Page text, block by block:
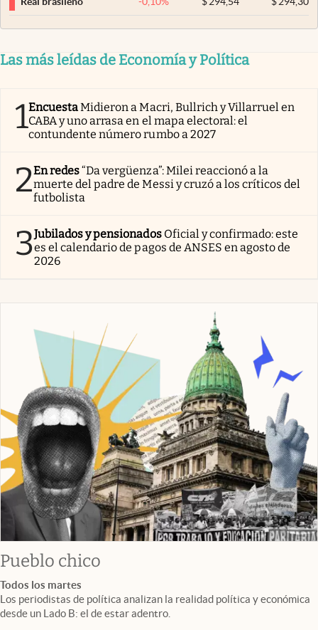
Las más leídas de Economía y Política
1EncuestaMidieron a Macri, Bullrich y Villarruel en
CABA y uno arrasa en el mapa electoral: el
contundente número rumbo a 2027
2En redes“Da vergüenza”: Milei reaccionó a la
muerte del padre de Messi y cruzó a los críticos del
futbolista
3Jubilados y pensionados Oficial y confirmado: este
es el calendario de pagos de ANSES en agosto de
2026
Pueblo chico
Todos los martes
Los periodistas de política analizan la realidad política y económica
desde un Lado B: el de estar adentro.